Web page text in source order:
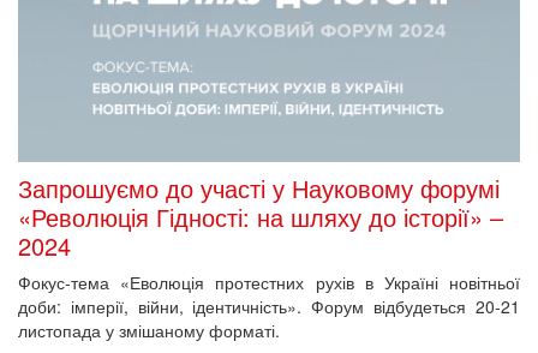
Запрошуємо до участі у Науковому форумі
«Революція Гідності: на шляху до історії» –
2024
Фокус-тема «Еволюція протестних рухів в Україні новітньої
доби: імперії, війни, ідентичність». Форум відбудеться 20-21
листопада у змішаному форматі.